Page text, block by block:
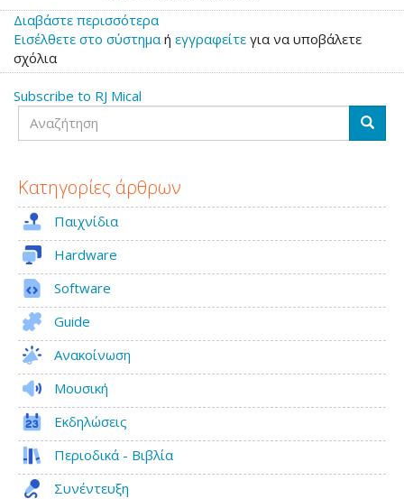
Διαβάστε περισσότερα
το
Amiga:
Εισέλθετε στο σύστημα ή εγγραφείτε για να υποβάλετε
σχόλια
Subscribe to RJ Mical
Αναζήτηση
Κατηγορίες άρθρων
Παιχνίδια
Hardware
Software
Guide
Ανακοίνωση
Μουσική
Εκδηλώσεις
Περιοδικά - Βιβλία
Συνέντευξη